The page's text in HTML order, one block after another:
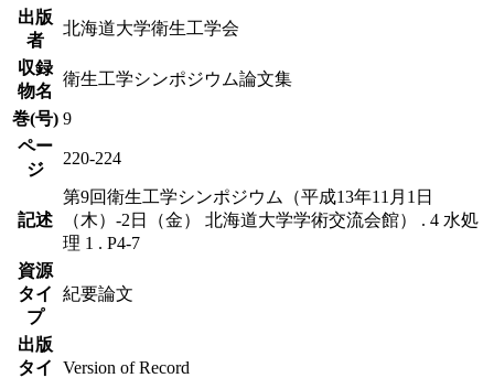
出版
者
北海道大学衛生工学会
収録
物名
衛生工学シンポジウム論文集
巻(号) 9
ペー
ジ
220-224
記述
第9回衛生工学シンポジウム（平成13年11月1日
（木）-2日（金） 北海道大学学術交流会館） . 4 水処
理 1 . P4-7
資源
タイ
プ
紀要論文
出版
タイ
Version of Record